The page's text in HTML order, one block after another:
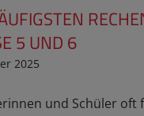
5 UND 6
2025
und Schüler oft